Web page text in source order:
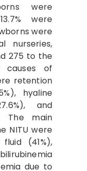
were
were
were
nurseries,
275 to the
causes of
retention
hyaline
and
The main
NITU were
(41%),
due to